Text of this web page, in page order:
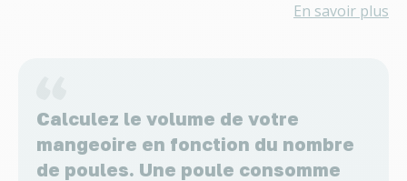
En savoir plus
Calculez le volume de votre
mangeoire en fonction du nombre
de poules. Une poule consomme